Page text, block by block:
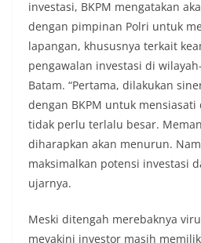
investasi, BKPM mengatakan
dengan pimpinan Polri untuk
lapangan, khususnya terkait
pengawalan investasi di
Batam. “Pertama, dilakukan
dengan BKPM untuk
tidak perlu terlalu besar.
diharapkan akan menurun.
maksimalkan potensi investasi
ujarnya.
Meski ditengah merebaknya
meyakini investor masih